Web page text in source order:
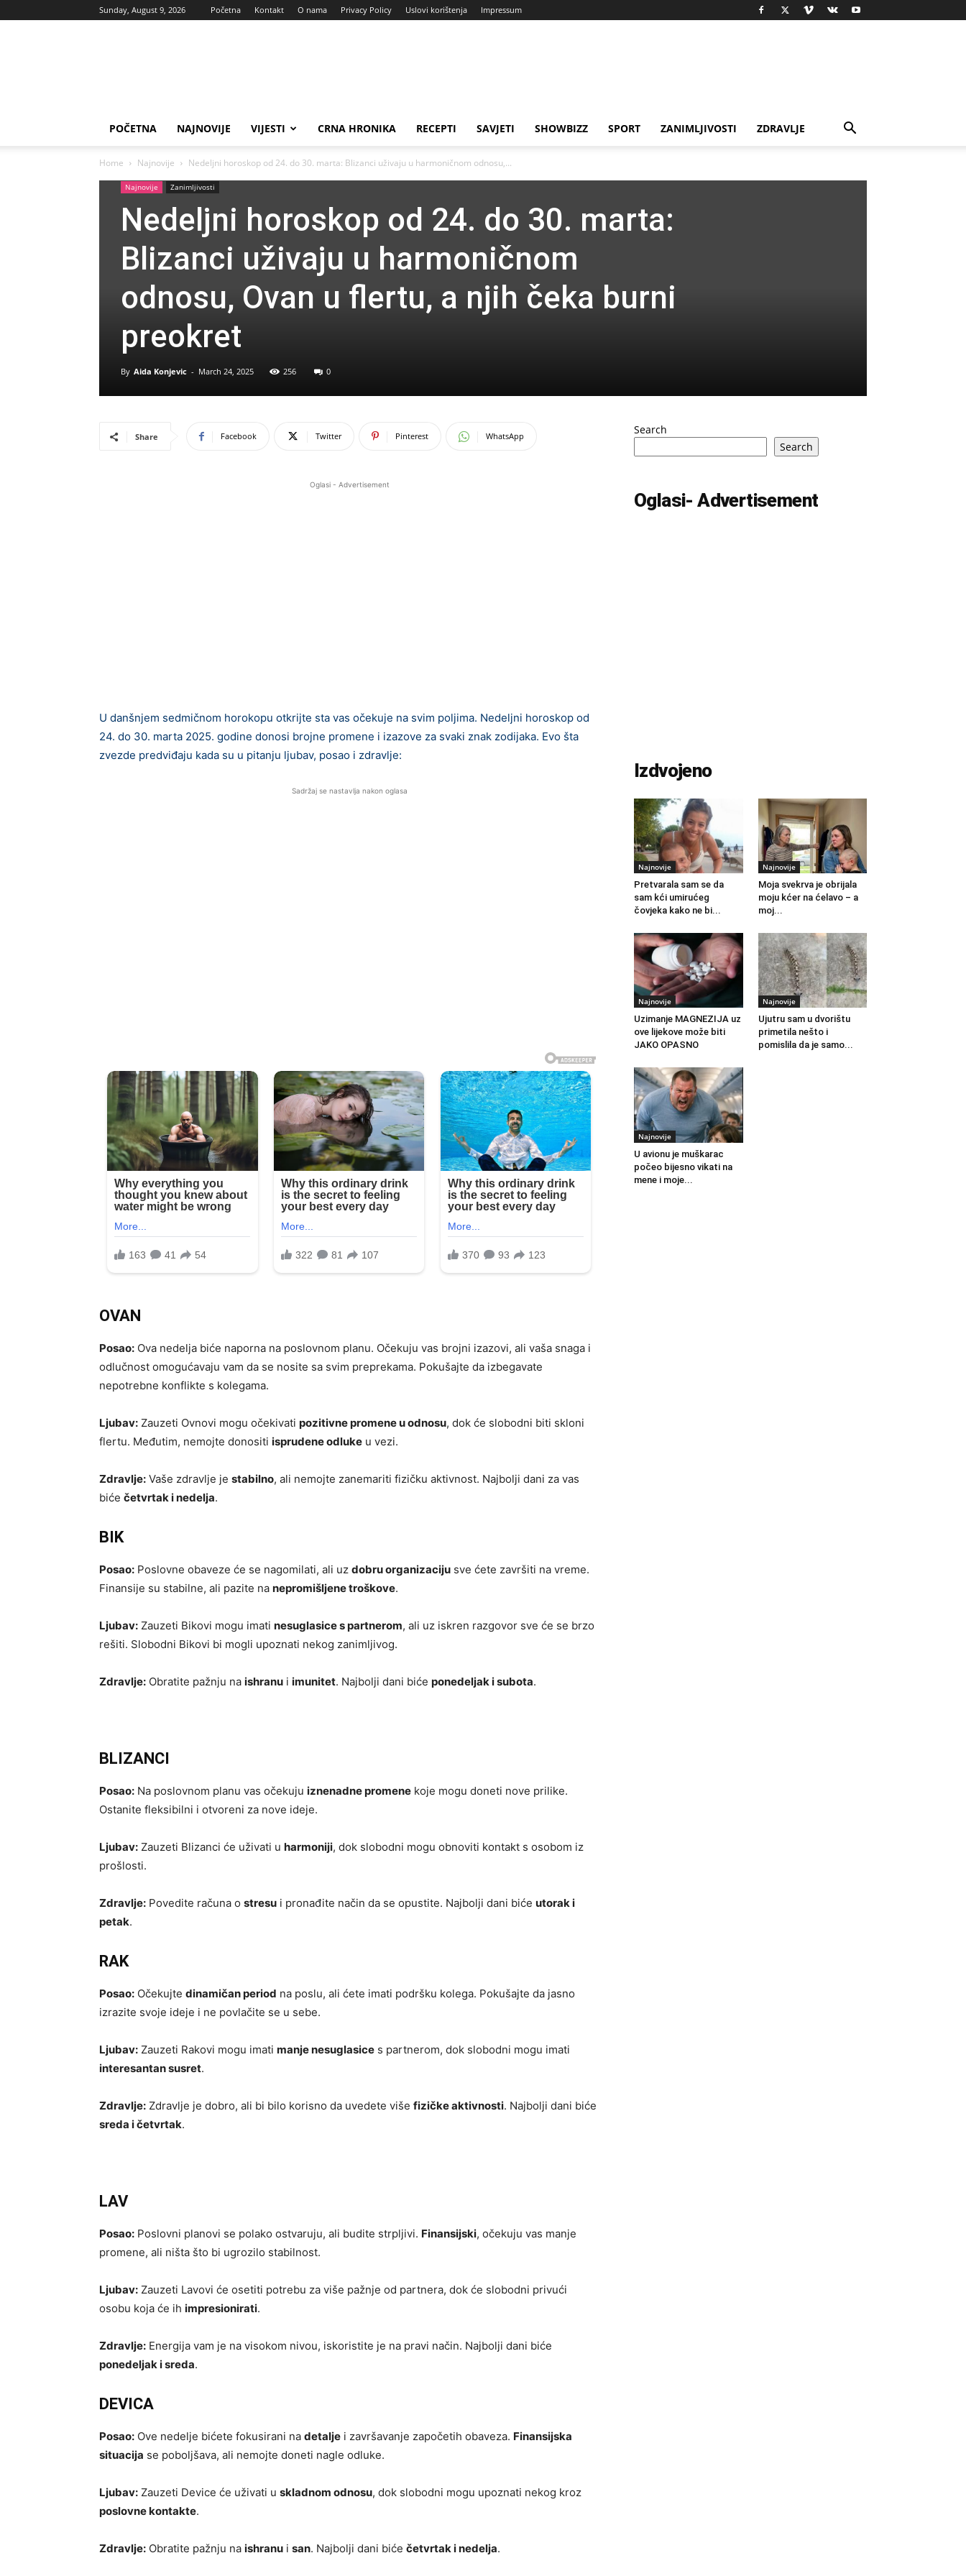
Sunday, August 9, 2026 Početna Kontakt O nama Privacy Policy Uslovi korištenja Impressum
POČETNA NAJNOVIJE VIJESTI CRNA HRONIKA RECEPTI SAVJETI SHOWBIZZ SPORT ZANIMLJIVOSTI ZDRAVLJE
Home Najnovije Nedeljni horoskop od 24. do 30. marta: Blizanci uživaju u harmoničnom odnosu,...
Najnovije Zanimljivosti
Nedeljni horoskop od 24. do 30. marta:
Blizanci uživaju u harmoničnom
odnosu, Ovan u flertu, a njih čeka burni
preokret
By Aida Konjevic - March 24, 2025 256 0
Share Facebook Twitter Pinterest WhatsApp
Oglasi - Advertisement
U danšnjem sedmičnom horokopu otkrijte sta vas očekuje na svim poljima. Nedeljni horoskop od
24. do 30. marta 2025. godine donosi brojne promene i izazove za svaki znak zodijaka. Evo šta
zvezde predviđaju kada su u pitanju ljubav, posao i zdravlje:
Sadržaj se nastavlja nakon oglasa
OVAN
Posao: Ova nedelja biće naporna na poslovnom planu. Očekuju vas brojni izazovi, ali vaša snaga i
odlučnost omogućavaju vam da se nosite sa svim preprekama. Pokušajte da izbegavate
nepotrebne konflikte s kolegama.
Ljubav: Zauzeti Ovnovi mogu očekivati pozitivne promene u odnosu, dok će slobodni biti skloni
flertu. Međutim, nemojte donositi isprudene odluke u vezi.
Zdravlje: Vaše zdravlje je stabilno, ali nemojte zanemariti fizičku aktivnost. Najbolji dani za vas
biće četvrtak i nedelja.
BIK
Posao: Poslovne obaveze će se nagomilati, ali uz dobru organizaciju sve ćete završiti na vreme.
Finansije su stabilne, ali pazite na nepromišljene troškove.
Ljubav: Zauzeti Bikovi mogu imati nesuglasice s partnerom, ali uz iskren razgovor sve će se brzo
rešiti. Slobodni Bikovi bi mogli upoznati nekog zanimljivog.
Zdravlje: Obratite pažnju na ishranu i imunitet. Najbolji dani biće ponedeljak i subota.
BLIZANCI
Posao: Na poslovnom planu vas očekuju iznenadne promene koje mogu doneti nove prilike.
Ostanite fleksibilni i otvoreni za nove ideje.
Ljubav: Zauzeti Blizanci će uživati u harmoniji, dok slobodni mogu obnoviti kontakt s osobom iz
prošlosti.
Zdravlje: Povedite računa o stresu i pronađite način da se opustite. Najbolji dani biće utorak i
petak.
RAK
Posao: Očekujte dinamičan period na poslu, ali ćete imati podršku kolega. Pokušajte da jasno
izrazite svoje ideje i ne povlačite se u sebe.
Ljubav: Zauzeti Rakovi mogu imati manje nesuglasice s partnerom, dok slobodni mogu imati
interesantan susret.
Zdravlje: Zdravlje je dobro, ali bi bilo korisno da uvedete više fizičke aktivnosti. Najbolji dani biće
sreda i četvrtak.
LAV
Posao: Poslovni planovi se polako ostvaruju, ali budite strpljivi. Finansijski, očekuju vas manje
promene, ali ništa što bi ugrozilo stabilnost.
Ljubav: Zauzeti Lavovi će osetiti potrebu za više pažnje od partnera, dok će slobodni privući
osobu koja će ih impresionirati.
Zdravlje: Energija vam je na visokom nivou, iskoristite je na pravi način. Najbolji dani biće
ponedeljak i sreda.
DEVICA
Posao: Ove nedelje bićete fokusirani na detalje i završavanje započetih obaveza. Finansijska
situacija se poboljšava, ali nemojte doneti nagle odluke.
Ljubav: Zauzeti Device će uživati u skladnom odnosu, dok slobodni mogu upoznati nekog kroz
poslovne kontakte.
Zdravlje: Obratite pažnju na ishranu i san. Najbolji dani biće četvrtak i nedelja.
Search
Search
Oglasi- Advertisement
Izdvojeno
Najnovije
Pretvarala sam se da
sam kći umirućeg
čovjeka kako ne bi...
Najnovije
Moja svekrva je obrijala
moju kćer na ćelavo – a
moj...
Najnovije
Uzimanje MAGNEZIJA uz
ove lijekove može biti
JAKO OPASNO
Najnovije
Ujutru sam u dvorištu
primetila nešto i
pomislila da je samo...
Najnovije
U avionu je muškarac
počeo bijesno vikati na
mene i moje...